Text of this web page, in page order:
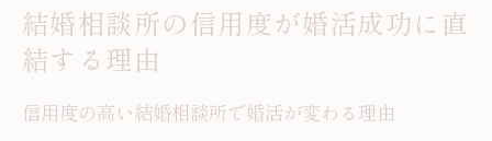
結婚相談所の信用度が婚活成功に直
結する理由
信用度の高い結婚相談所で婚活が変わる理由